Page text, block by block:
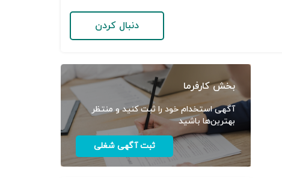
دنبال کردن
بخش کارفرما
آگهی استخدام خود را ثبت کنید و منتظر
بهترین‌ها باشید
ثبت آگهی شغلی